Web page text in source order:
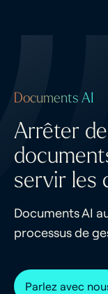
Documents AI
Arrêter
servir les
Documents AI
processus de
Parlez avec